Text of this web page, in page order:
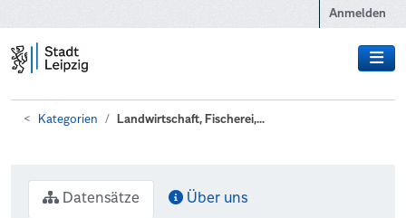
Anmelden
Kategorien Landwirtschaft, Fischerei,...
Datensätze Über uns